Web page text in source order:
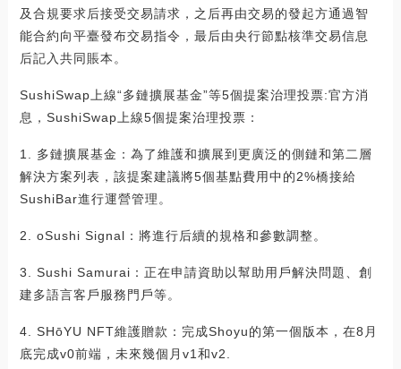
及合規要求后接受交易請求，之后再由交易的發起方通過智
能合約向平臺發布交易指令，最后由央行節點核準交易信息
后記入共同賬本。
SushiSwap上線“多鏈擴展基金”等5個提案治理投票:官方消
息，SushiSwap上線5個提案治理投票：
1. 多鏈擴展基金：為了維護和擴展到更廣泛的側鏈和第二層
解決方案列表，該提案建議將5個基點費用中的2%橋接給
SushiBar進行運營管理。
2. oSushi Signal：將進行后續的規格和參數調整。
3. Sushi Samurai：正在申請資助以幫助用戶解決問題、創
建多語言客戶服務門戶等。
4. SHōYU NFT維護贈款：完成Shoyu的第一個版本，在8月
底完成v0前端，未來幾個月v1和v2.